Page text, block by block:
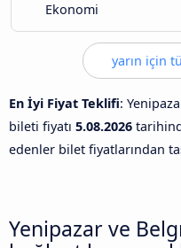
Ekonomi
yarın için
En İyi Fiyat Teklifi:
bileti fiyatı 5.08.2026
edenler bilet fiyatlarından
Yenipazar ve